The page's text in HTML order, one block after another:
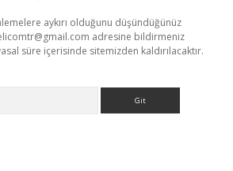
aykırı olduğunu düşündüğünüz
adresine bildirmeniz
süre içerisinde sitemizden kaldırılacaktır.